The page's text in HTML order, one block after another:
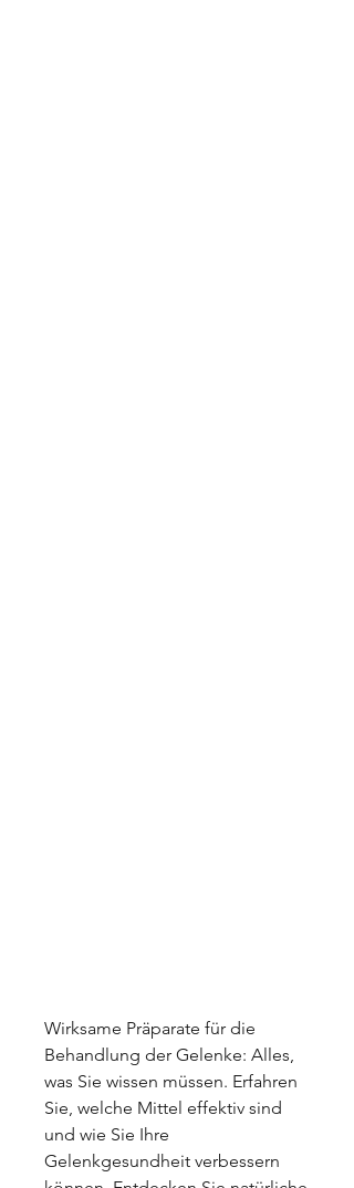
Wirksame Präparate für die
Behandlung der Gelenke: Alles,
was Sie wissen müssen. Erfahren
Sie, welche Mittel effektiv sind
und wie Sie Ihre
Gelenkgesundheit verbessern